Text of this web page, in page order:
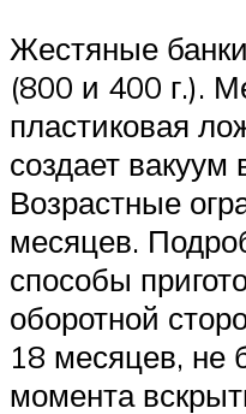
Жестяные
(800 и 400 г.).
пластиковая
создает вакуум
Возрастные
месяцев.
способы
оборотной
18 месяцев, не
момента